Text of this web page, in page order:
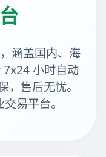
涵盖国内、海
小时自动
售后无忧。
易平台。